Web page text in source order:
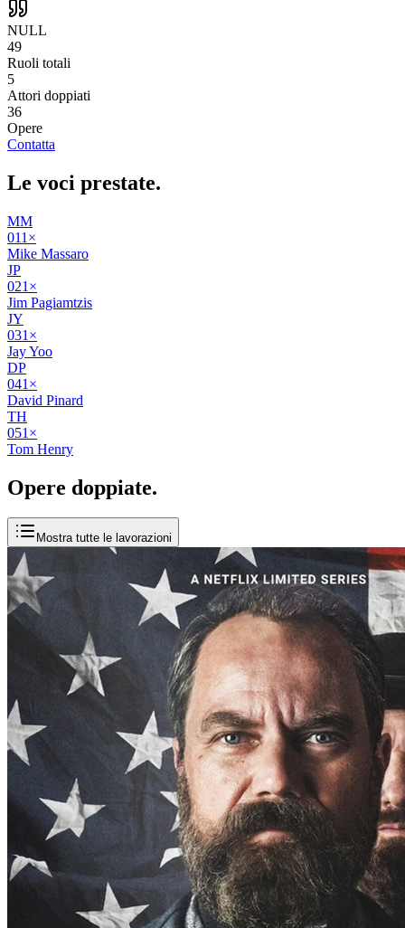
NULL
49
Ruoli totali
5
Attori doppiati
36
Opere
Contatta
Le voci prestate.
MM
011 ×
Mike Massaro
JP
021 ×
Jim Pagiamtzis
JY
031 ×
Jay Yoo
DP
041 ×
David Pinard
TH
051 ×
Tom Henry
Opere doppiate.
Mostra tutte le lavorazioni